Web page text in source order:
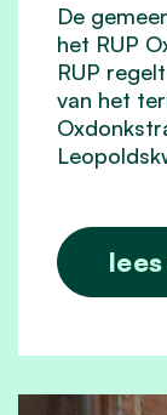
De
het RUP
RUP
van het